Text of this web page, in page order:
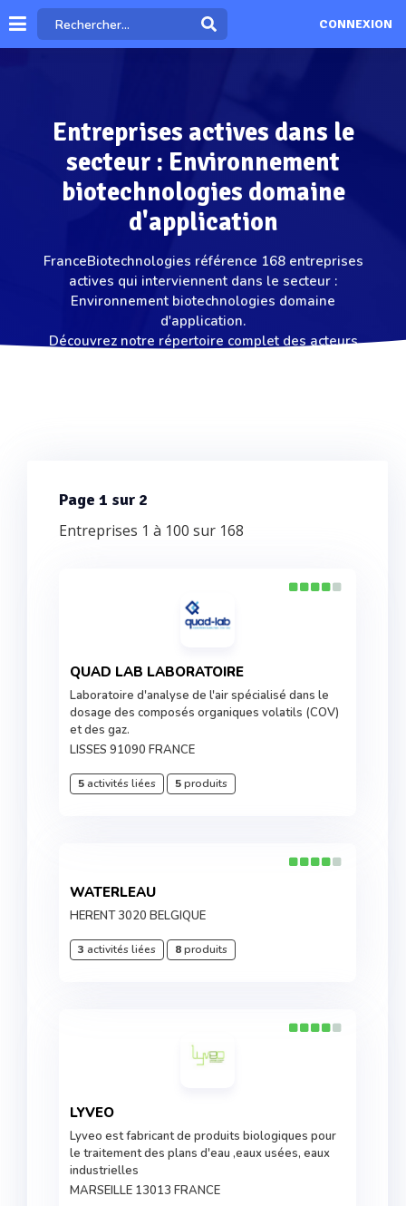
CONNEXION
Entreprises actives dans le
secteur : Environnement
biotechnologies domaine
d'application
FranceBiotechnologies référence 168 entreprises
actives qui interviennent dans le secteur :
Environnement biotechnologies domaine
d'application.
Découvrez notre répertoire complet des acteurs
Page 1 sur 2
Entreprises 1 à 100 sur 168
QUAD LAB LABORATOIRE
Laboratoire d'analyse de l'air spécialisé dans le
dosage des composés organiques volatils (COV)
et des gaz.
LISSES 91090 FRANCE
5activités liées 5produits
WATERLEAU
HERENT 3020 BELGIQUE
3 activités liées 8produits
LYVEO
Lyveo est fabricant de produits biologiques pour
le traitement des plans d'eau ,eaux usées, eaux
industrielles
MARSEILLE 13013 FRANCE